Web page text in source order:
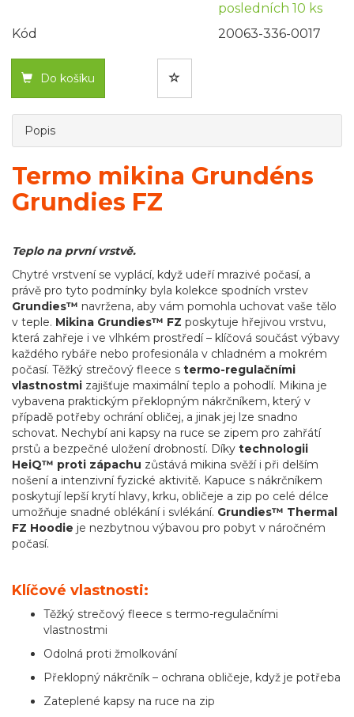
posledních 10 ks
Kód
20063-336-0017
Do košíku
Popis
Termo mikina Grundéns
Grundies FZ
Teplo na první vrstvě.
Chytré vrstvení se vyplácí, když udeří mrazivé počasí, a
právě pro tyto podmínky byla kolekce spodních vrstev
Grundies™ navržena, aby vám pomohla uchovat vaše tělo
v teple. Mikina Grundies™ FZ poskytuje hřejivou vrstvu,
která zahřeje i ve vlhkém prostředí – klíčová součást výbavy
každého rybáře nebo profesionála v chladném a mokrém
počasí. Těžký strečový fleece s termo-regulačními
vlastnostmi zajišťuje maximální teplo a pohodlí. Mikina je
vybavena praktickým překlopným nákrčníkem, který v
případě potřeby ochrání obličej, a jinak jej lze snadno
schovat. Nechybí ani kapsy na ruce se zipem pro zahřátí
prstů a bezpečné uložení drobností. Díky technologii
HeiQ™ proti zápachu zůstává mikina svěží i při delším
nošení a intenzivní fyzické aktivitě. Kapuce s nákrčníkem
poskytují lepší krytí hlavy, krku, obličeje a zip po celé délce
umožňuje snadné oblékání i svlékání. Grundies™ Thermal
FZ Hoodie je nezbytnou výbavou pro pobyt v náročném
počasí.
Klíčové vlastnosti:
Těžký strečový fleece s termo-regulačními
vlastnostmi
Odolná proti žmolkování
Překlopný nákrčník – ochrana obličeje, když je potřeba
Zateplené kapsy na ruce na zip